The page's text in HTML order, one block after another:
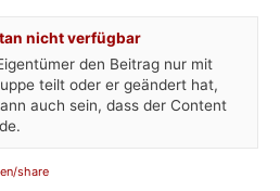
nicht verfügbar
den Beitrag nur mit
teilt oder er geändert hat,
auch sein, dass der Content
share